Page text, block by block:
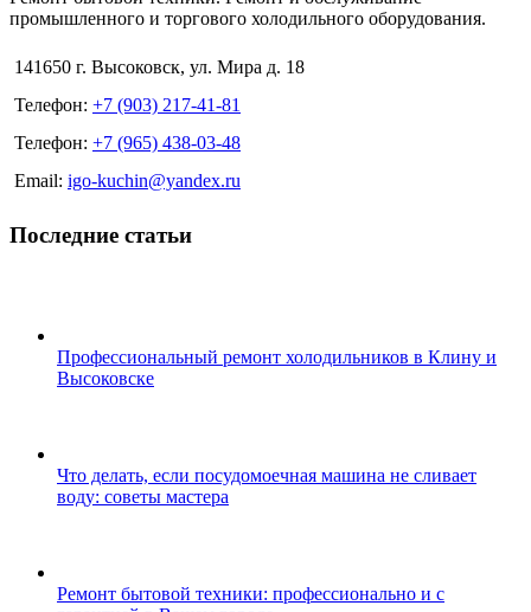
промышленного и торгового холодильного оборудования.
141650 г. Высоковск, ул. Мира д. 18
Телефон: +7 (903) 217-41-81
Телефон: +7 (965) 438-03-48
Email: igo-kuchin@yandex.ru
Последние статьи
Профессиональный ремонт холодильников в Клину и
Высоковске
Что делать, если посудомоечная машина не сливает
воду: советы мастера
Ремонт бытовой техники: профессионально и с